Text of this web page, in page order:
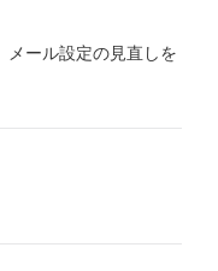
メール設定の見直しを